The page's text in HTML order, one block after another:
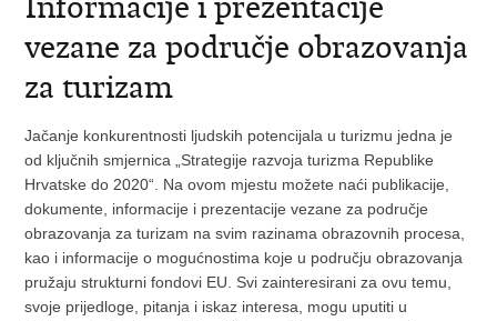
vezane za područje obrazovanja
za turizam
Jačanje konkurentnosti ljudskih potencijala u turizmu jedna je
od ključnih smjernica „Strategije razvoja turizma Republike
Hrvatske do 2020“. Na ovom mjestu možete naći publikacije,
dokumente, informacije i prezentacije vezane za područje
obrazovanja za turizam na svim razinama obrazovnih procesa,
kao i informacije o mogućnostima koje u području obrazovanja
pružaju strukturni fondovi EU. Svi zainteresirani za ovu temu,
svoje prijedloge, pitanja i iskaz interesa, mogu uputiti u